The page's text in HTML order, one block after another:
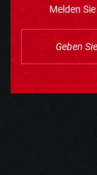
Melden